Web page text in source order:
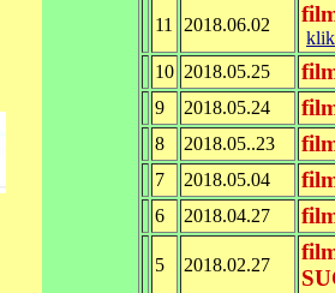
11 2018.06.02
10 2018.05.25
9 2018.05.24
8 2018.05..23
7 2018.05.04
6 2018.04.27
5 2018.02.27